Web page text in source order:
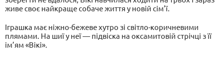
живе своє найкраще собаче життя у новій сім’ї.
Іграшка має ніжно-бежеве хутро зі світло-коричневими
плямами. На шиї у неї — підвіска на оксамитовій стрічці з її
ім’ям «Вікі».